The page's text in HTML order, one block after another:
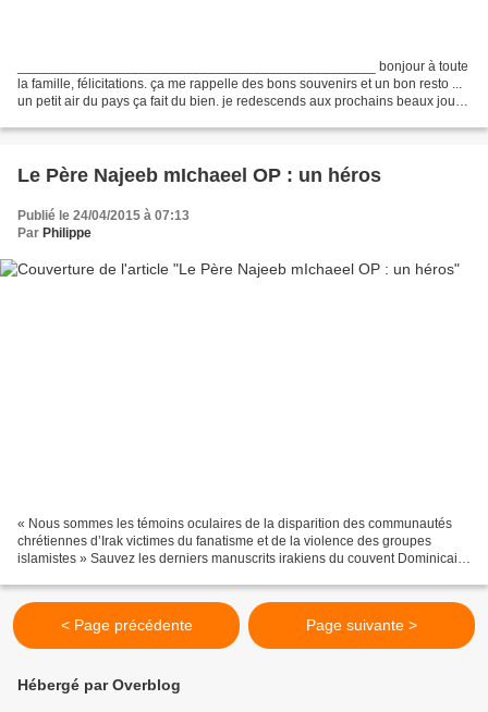
_______________________________________________ bonjour à toute
la famille, félicitations. ça me rappelle des bons souvenirs et un bon resto ...
un petit air du pays ça fait du bien. je redescends aux prochains beaux jours,
Le Père Najeeb mIchaeel OP : un héros
Publié le 24/04/2015 à 07:13
Par Philippe
« Nous sommes les témoins oculaires de la disparition des communautés
chrétiennes d’Irak victimes du fanatisme et de la violence des groupes
islamistes » Sauvez les derniers manuscrits irakiens du couvent Dominicain
< Page précédente Page suivante >
Hébergé par Overblog